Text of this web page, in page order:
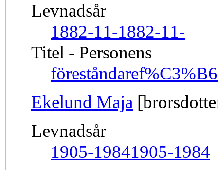
Levnadsår
1882-11-1882-11-
Titel - Personens
föreståndare
Ekelund Maja
Levnadsår
1905-19841905-1984